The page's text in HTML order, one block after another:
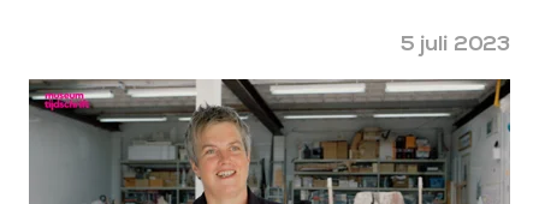
5 juli 2023